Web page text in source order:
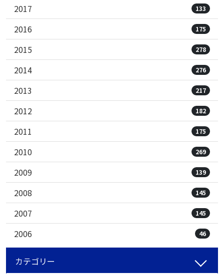
2017 133
2016 175
2015 278
2014 276
2013 217
2012 182
2011 175
2010 269
2009 139
2008 145
2007 145
2006 46
カテゴリー